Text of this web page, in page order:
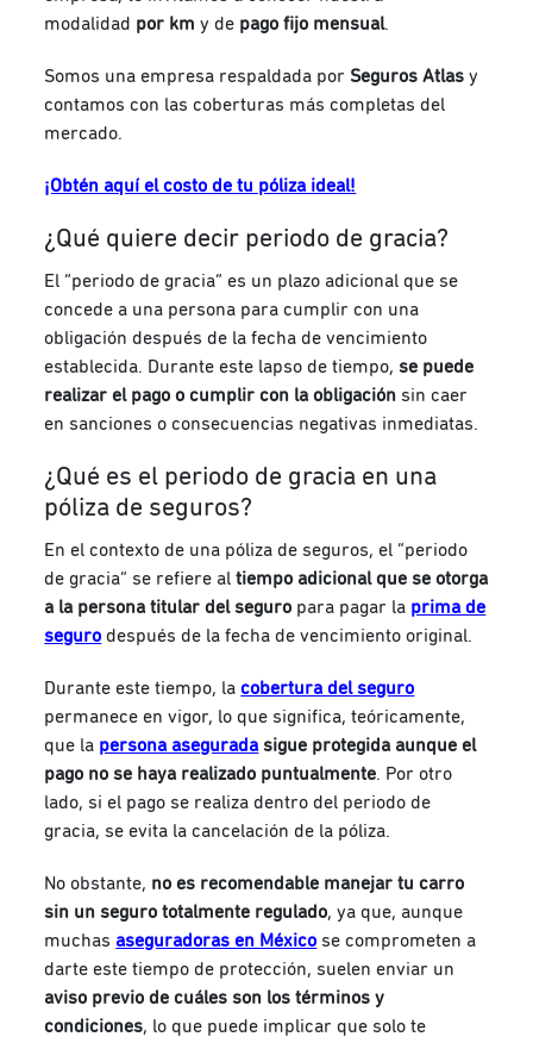
modalidad por km y de pago fijo mensual.
Somos una empresa respaldada por Seguros Atlas y
contamos con las coberturas más completas del
mercado.
¡Obtén aquí el costo de tu póliza ideal!
¿Qué quiere decir periodo de gracia?
El “periodo de gracia” es un plazo adicional que se
concede a una persona para cumplir con una
obligación después de la fecha de vencimiento
establecida. Durante este lapso de tiempo,se puede
realizar el pago o cumplir con la obligaciónsin caer
en sanciones o consecuencias negativas inmediatas.
¿Qué es el periodo de gracia en una
póliza de seguros?
En el contexto de una póliza de seguros, el “periodo
de gracia” se refiere al tiempo adicional que se otorga
a la persona titular del seguro para pagar la prima de
seguro después de la fecha de vencimiento original.
Durante este tiempo, lacobertura del seguro
permanece en vigor, lo que significa, teóricamente,
que la persona asegurada sigue protegida aunque el
pago no se haya realizado puntualmente. Por otro
lado, si el pago se realiza dentro del periodo de
gracia, se evita la cancelación de la póliza.
No obstante, no es recomendable manejar tu carro
sin un seguro totalmente regulado, ya que, aunque
muchas aseguradoras en México se comprometen a
darte este tiempo de protección, suelen enviar un
aviso previo de cuáles son los términos y
condiciones, lo que puede implicar que solo te